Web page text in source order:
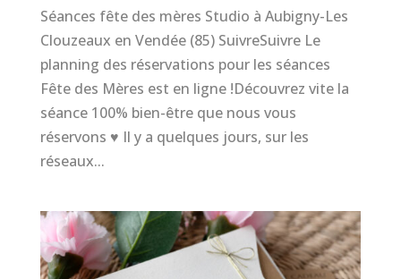
Séances fête des mères Studio à Aubigny-Les
Clouzeaux en Vendée (85) SuivreSuivre Le
planning des réservations pour les séances
Fête des Mères est en ligne !Découvrez vite la
séance 100% bien-être que nous vous
réservons ♥ Il y a quelques jours, sur les
réseaux...